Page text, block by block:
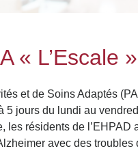
« L’Escale »
et de Soins Adaptés
5 jours du lundi au
les résidents de l’EHPAD
avec des troubles